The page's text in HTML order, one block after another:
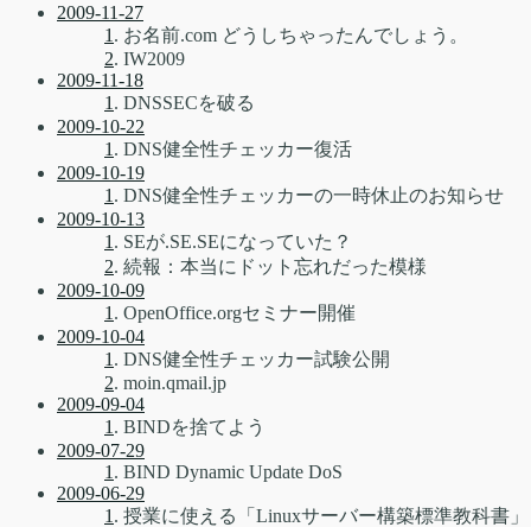
2009-11-27
1 . お名前.com どうしちゃったんでしょう。
2. IW2009
2009-11-18
1 . DNSSECを破る
2009-10-22
1 . DNS健全性チェッカー復活
2009-10-19
1 . DNS健全性チェッカーの一時休止のお知らせ
2009-10-13
1 . SEが.SE.SEになっていた？
2. 続報：本当にドット忘れだった模様
2009-10-09
1 . OpenOffice.orgセミナー開催
2009-10-04
1 . DNS健全性チェッカー試験公開
2. moin.qmail.jp
2009-09-04
1 . BINDを捨てよう
2009-07-29
1 . BIND Dynamic Update DoS
2009-06-29
1 . 授業に使える「Linuxサーバー構築標準教科書」